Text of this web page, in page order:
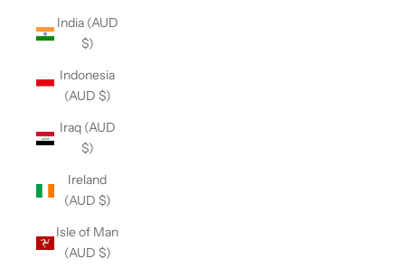
India (AUD
$)
Indonesia
(AUD $)
Iraq (AUD
$)
Ireland
(AUD $)
Isle of Man
(AUD $)